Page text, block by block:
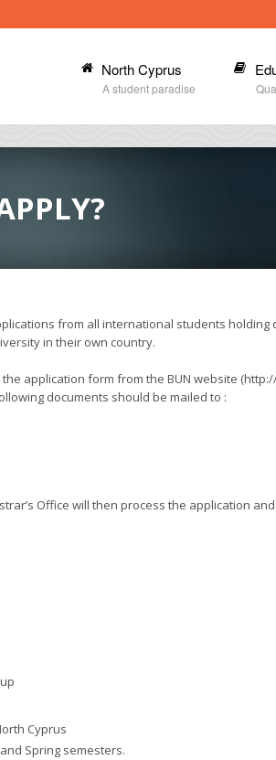
North Cyprus
A student paradise
from all international students
in their own country.
application form from the BUN website
documents should be mailed to :
Office will then process the application
Cyprus
Spring semesters.